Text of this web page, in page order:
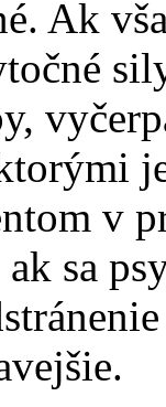
Ak
v
sa